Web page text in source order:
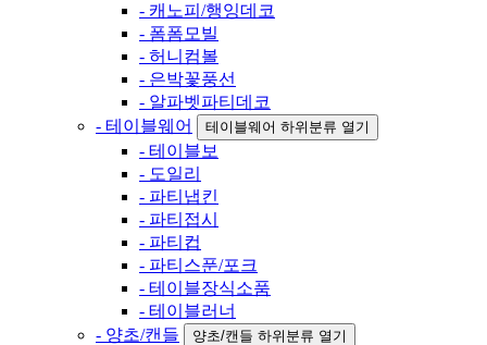
- 캐노피/행잉데코
- 폼폼모빌
- 허니컴볼
- 은박꽃풍선
- 알파벳파티데코
- 테이블웨어
테이블웨어 하위분류 열기
- 테이블보
- 도일리
- 파티냅킨
- 파티접시
- 파티컵
- 파티스푼/포크
- 테이블장식소품
- 테이블러너
- 양초/캔들
양초/캔들 하위분류 열기